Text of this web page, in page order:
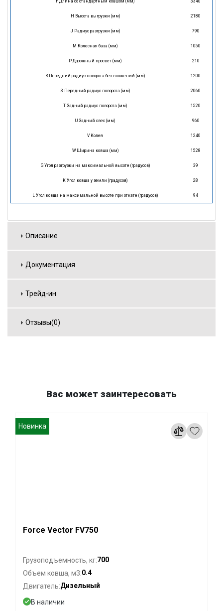
F Длина со стандартным ковшом (мм) 3340
H Высота выгрузки (мм) 2180
J Радиус разгрузки (мм) 790
M Колесная база (мм) 1050
P Дорожный просвет (мм) 210
R Передний радиус поворота без вложений (мм) 1200
S Передний радиус поворота (мм) 2060
T Задний радиус поворота (мм) 1520
U Задний свес (мм) 960
V Колея 1240
W Ширина ковша (мм) 1528
G Угол разгрузки на максимальной высоте (градусов) 39
K Угол ковша у земли (градусов) 28
L Угол ковша на максимальной высоте при откате (градусов) 94
Описание
Документация
Трейд-ин
Отзывы(0)
Вас может заинтересовать
Новинка
Force Vector FV750
Грузоподъемность, кг:700
Объем ковша, м3:0.4
Двигатель:Дизельный
В наличии